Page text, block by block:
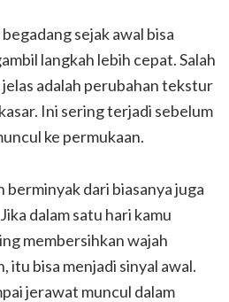
sejak awal bisa
langkah lebih cepat. Salah
adalah perubahan tekstur
Ini sering terjadi sebelum
ke permukaan.
berminyak dari biasanya juga
dalam satu hari kamu
membersihkan wajah
itu bisa menjadi sinyal awal.
jerawat muncul dalam